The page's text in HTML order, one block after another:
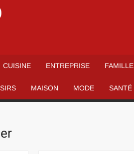
CUISINE ENTREPRISE FAMILLE
MAISON MODE SANTÉ